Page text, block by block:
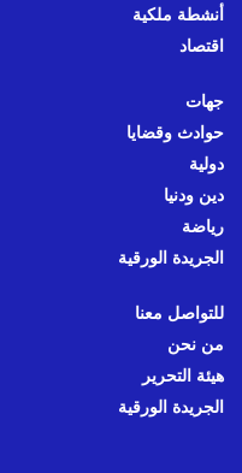
أنشطة ملكية
اقتصاد
جهات
حوادث وقضايا
دولية
دين ودنيا
رياضة
الجريدة الورقية
للتواصل معنا
من نحن
هيئة التحرير
الجريدة الورقية